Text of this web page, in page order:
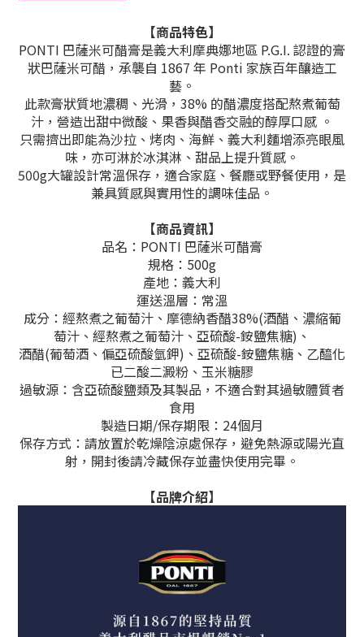
【商品特色】
PONTI 巴薩米可醋膏是義大利摩典娜地區 P.G.I. 認證的膏
狀巴薩米可醋，承襲自 1867 年 Ponti 家族百年釀造工
藝。
此款膏狀質地濃稠、光滑，38% 的醋濃度搭配熬煮葡萄
汁，營造出甜中微酸、果香與醋香交融的醇厚口感 。
只需擠出即能為沙拉、烤肉、海鮮、義大利麵增添亮眼風
味，亦可淋於冰淇淋、甜品上提升質感。
500g大罐設計常溫保存，適合家庭、餐廳或野餐使用，是
兼具質感與實用性的調味佳品。
【商品資訊】
品名：PONTI 巴薩米可醋膏
規格：500g
產地：義大利
運送溫層：常溫
成分：經熬煮之葡萄汁、摩德納香醋38%(酒醋、濃縮葡
萄汁、經熬煮之葡萄汁、亞硫酸-銨鹽焦糖)、
酒醋(葡萄酒、偏亞硫酸氫鉀)、亞硫酸-銨鹽焦糖、乙醯化
已二酸二澱粉、玉米糖膠
過敏源：含亞硫酸鹽類及其製品，不適合對其過敏體質者
食用
製造日期/保存期限：24個月
保存方式：請放置於乾燥陰涼處保存，避免熱源或陽光直
射，開封後請冷藏保存並盡快使用完畢。
【品牌介紹】